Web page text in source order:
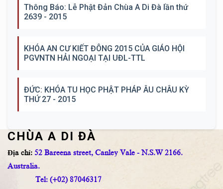
Thông Báo: Lễ Phật Đản Chùa A Di Đà lần thứ
2639 - 2015
KHÓA AN CƯ KIẾT ĐÔNG 2015 CỦA GIÁO HỘI
PGVNTN HẢI NGOẠI TẠI UĐL-TTL
ĐỨC: KHÓA TU HỌC PHẬT PHÁP ÂU CHÂU KỲ
THỨ 27 - 2015
CHÙA A DI ĐÀ
Địa chỉ: 52 Bareena street, Canley Vale - N.S.W 2166.
Australia.
Tel: (+02) 87046317